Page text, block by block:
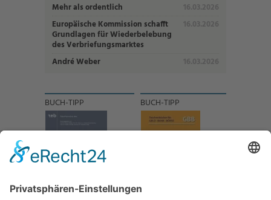
Mehr als ordentlich
Europäische Kommission schafft
Grundlagen für Wiederbelebung
des Verbriefungsmarktes
André Weber
BUCH-TIPP BUCH-TIPP